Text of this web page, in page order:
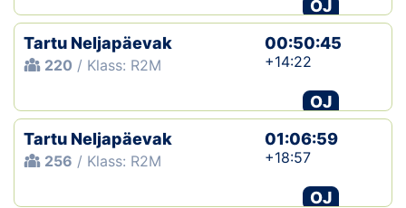
OJ
Tartu Neljapäevak
220 / Klass: R2M
00:50:45
+14:22
OJ
Tartu Neljapäevak
256 / Klass: R2M
01:06:59
+18:57
OJ